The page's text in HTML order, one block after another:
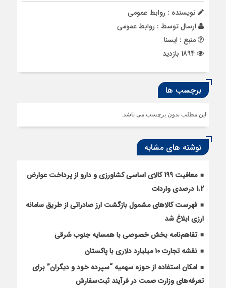
نویسنده : روابط عمومی
ارسال توسط : روابط عمومی
منبع : ایسنا
برچسب ها
این مطلب بدون برچسب می باشد.
نوشته های مشابه
معافیت 199 کالای اساسی کشاورزی و دارو از پرداخت عوارض
1.2 درصدی واردات
فهرست کالاهای مشمول بازگشت ارز صادراتی از طریق سامانه
ارزی ابلاغ شد
تفاهم‌نامه بخش خصوصی با همسایه جنوب شرقی
نقشه تجارت ۱۰‌ میلیارد دلاری با پاکستان
امکان استفاده از حوزه سهمیه “سپرده خود و دیگران” برای
تعرفه‌های وزارت صمت در فرآیند ثبت‌سفارش